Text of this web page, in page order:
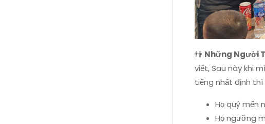
👬 Những Người
viết, Sau này khi
tiếng nhất định
Họ quý mến
Họ ngưỡng